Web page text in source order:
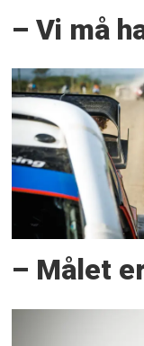
– Vi må
– Målet